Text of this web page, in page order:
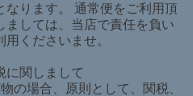
なります。 通常便をご利用頂
ましては、当店で責任を負い
くださいませ。
に関しまして
の場合、原則として、関税、